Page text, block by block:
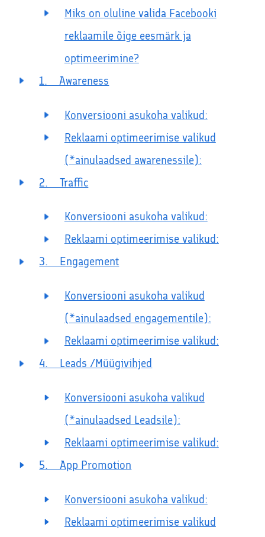
Miks on oluline valida Facebooki
reklaamile õige eesmärk ja
optimeerimine?
1. Awareness
Konversiooni asukoha valikud:
Reklaami optimeerimise valikud
(*ainulaadsed awarenessile):
2. Traffic
Konversiooni asukoha valikud:
Reklaami optimeerimise valikud:
3. Engagement
Konversiooni asukoha valikud
(*ainulaadsed engagementile):
Reklaami optimeerimise valikud:
4. Leads /Müügivihjed
Konversiooni asukoha valikud
(*ainulaadsed Leadsile):
Reklaami optimeerimise valikud:
5. App Promotion
Konversiooni asukoha valikud:
Reklaami optimeerimise valikud